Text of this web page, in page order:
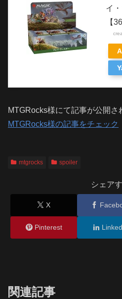
イ
【
MTGRocks様にて記事が公開さ
MTGRocks様の記事をチェック
mtgrocks spoiler
シェア
X
Pinterest
関連記事